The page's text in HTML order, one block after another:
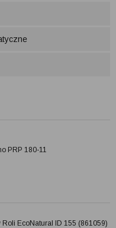
PRP 180-11
EcoNatural ID 155 (861059)